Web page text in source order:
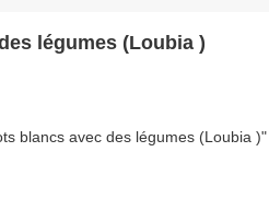
légumes (Loubia )